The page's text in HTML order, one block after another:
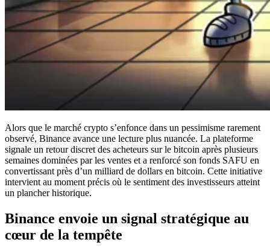
Alors que le marché crypto s’enfonce dans un pessimisme rarement
observé, Binance avance une lecture plus nuancée. La plateforme
signale un retour discret des acheteurs sur le bitcoin après plusieurs
semaines dominées par les ventes et a renforcé son fonds SAFU en
convertissant près d’un milliard de dollars en bitcoin. Cette initiative
intervient au moment précis où le sentiment des investisseurs atteint
un plancher historique.
Binance envoie un signal stratégique au
cœur de la tempête